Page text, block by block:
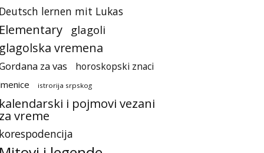
Deutsch lernen mit Lukas
Elementary glagoli
glagolska vremena
za vas horoskopski znaci
istrorija srpskog
kalendarski i pojmovi vezani
za vreme
korespodencija